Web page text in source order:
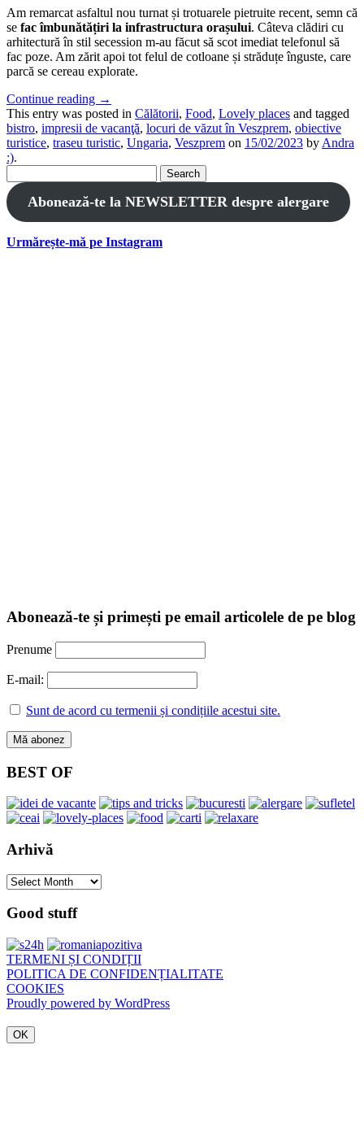
Am remarcat asfaltul nou turnat și trotuarele pietruite recent, semn că
se fac îmbunătățiri la infrastructura orașului. Câteva clădiri cu
arhitectură în stil secession m-au făcut să scot imediat telefonul să
fac poze. Am zărit apoi tot felul de cotloane și străduțe înguste, care
parcă se cereau explorate.
Continue reading →
This entry was posted in Călătorii, Food, Lovely places and tagged
bistro, impresii de vacanţă, locuri de văzut în Veszprem, obiective
turistice, traseu turistic, Ungaria, Veszprem on 15/02/2023 by Andra
:).
for:
Abonează-te la NEWSLETTER despre alergare
Urmărește-mă pe Instagram
Abonează-te și primești pe email articolele de pe blog
Prenume
E-mail:
Sunt de acord cu termenii și condițiile acestui site.
BEST OF
Arhivă
Arhivă
Good stuff
TERMENI ȘI CONDIȚII
POLITICA DE CONFIDENȚIALITATE
COOKIES
Proudly powered by WordPress
OK